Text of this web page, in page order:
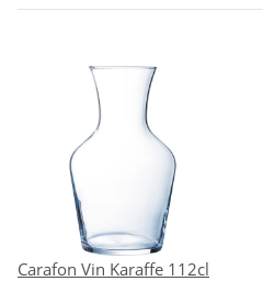
Carafon Vin Karaffe 112cl